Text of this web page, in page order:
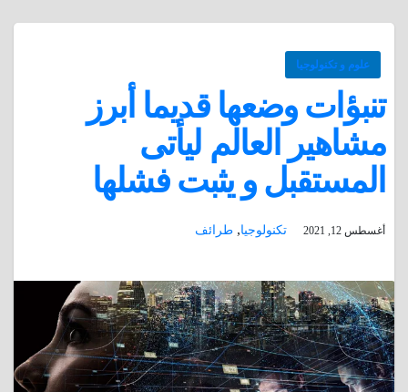
علوم و تكنولوجيا
تنبؤات وضعها قديما أبرز
مشاهير العالم ليأتى
المستقبل و يثبت فشلها
أغسطس 12, 2021 تكنولوجيا, طرائف